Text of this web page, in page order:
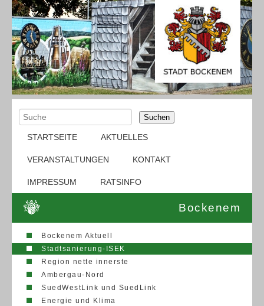
Suchen
STARTSEITE AKTUELLES
VERANSTALTUNGEN KONTAKT
IMPRESSUM RATSINFO
Bockenem
Bockenem Aktuell
Stadtsanierung-ISEK
Region nette innerste
Ambergau-Nord
SuedWestLink und SuedLink
Energie und Klima